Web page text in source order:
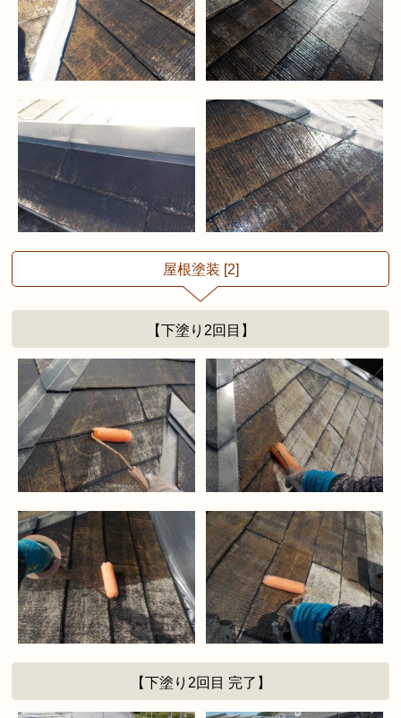
屋根塗装 [2]
【下塗り2回目】
【下塗り2回目 完了】